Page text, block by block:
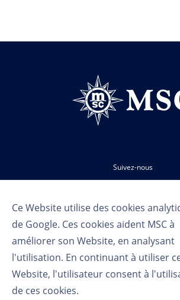
Ce Website utilise des cookies
de Google. Ces cookies aident MSC à
améliorer son Website, en analysant
l'utilisation. En continuant à utiliser
Website, l'utilisateur consent à
de ces cookies.
Suivez-nous